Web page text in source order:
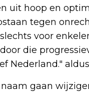
uit hoop en
tegen
voor
die
Nederland."
gaan